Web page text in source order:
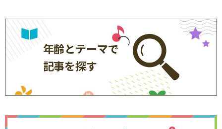
年齢とテーマで
記事を探す